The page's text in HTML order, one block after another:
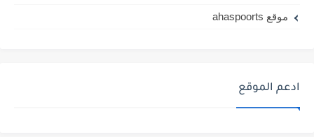
موقع ahaspoorts
ادعم الموقع